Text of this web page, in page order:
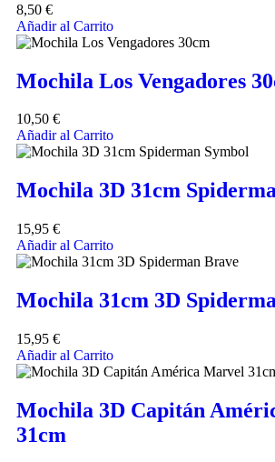
8,50 €
Añadir al Carrito
Mochila Los Vengadores
10,50 €
Añadir al Carrito
Mochila 3D 31cm
15,95 €
Añadir al Carrito
Mochila 31cm 3D
15,95 €
Añadir al Carrito
Mochila 3D Capitán
31cm